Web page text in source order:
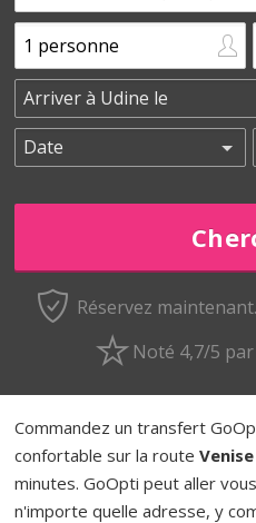
Réservez maintenant.
Noté 4,7/5
Commandez un transfert
confortable sur la route
minutes. GoOpti peut aller
n'importe quelle adresse, y